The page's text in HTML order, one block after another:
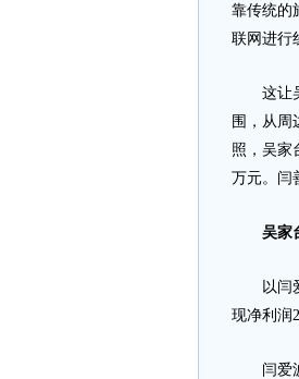
靠传统的
联网进行
这让吴
围，从周
照，吴家
万元。闫
吴家
以闫爱
现净利润
闫爱波